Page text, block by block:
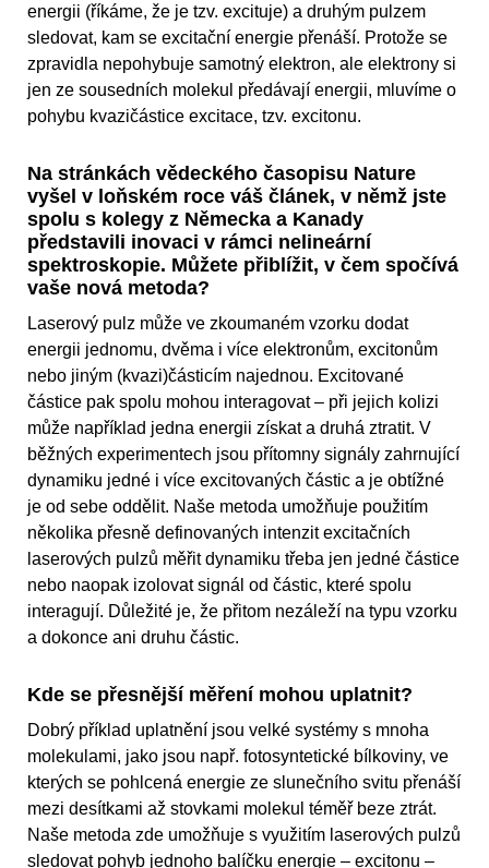
energii (říkáme, že je tzv. excituje) a druhým pulzem
sledovat, kam se excitační energie přenáší. Protože se
zpravidla nepohybuje samotný elektron, ale elektrony si
jen ze sousedních molekul předávají energii, mluvíme o
pohybu kvazičástice excitace, tzv. excitonu.
Na stránkách vědeckého časopisu Nature
vyšel v loňském roce váš článek, v němž jste
spolu s kolegy z Německa a Kanady
představili inovaci v rámci nelineární
spektroskopie. Můžete přiblížit, v čem spočívá
vaše nová metoda?
Laserový pulz může ve zkoumaném vzorku dodat
energii jednomu, dvěma i více elektronům, excitonům
nebo jiným (kvazi)částicím najednou. Excitované
částice pak spolu mohou interagovat – při jejich kolizi
může například jedna energii získat a druhá ztratit. V
běžných experimentech jsou přítomny signály zahrnující
dynamiku jedné i více excitovaných částic a je obtížné
je od sebe oddělit. Naše metoda umožňuje použitím
několika přesně definovaných intenzit excitačních
laserových pulzů měřit dynamiku třeba jen jedné částice
nebo naopak izolovat signál od částic, které spolu
interagují. Důležité je, že přitom nezáleží na typu vzorku
a dokonce ani druhu částic.
Kde se přesnější měření mohou uplatnit?
Dobrý příklad uplatnění jsou velké systémy s mnoha
molekulami, jako jsou např. fotosyntetické bílkoviny, ve
kterých se pohlcená energie ze slunečního svitu přenáší
mezi desítkami až stovkami molekul téměř beze ztrát.
Naše metoda zde umožňuje s využitím laserových pulzů
sledovat pohyb jednoho balíčku energie – excitonu –